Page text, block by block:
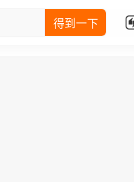
得到一下